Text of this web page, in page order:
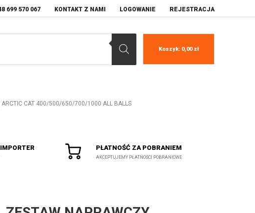
699 570 067 KONTAKT Z NAMI LOGOWANIE REJESTRACJA
Koszyk: 0,00 zł
ARCTIC CAT 400/500/650/700/1000 ALL BALLS
PŁATNOŚĆ ZA POBRANIEM
AKCEPTUJEMY PŁATNOŚCI POBRANIOWE